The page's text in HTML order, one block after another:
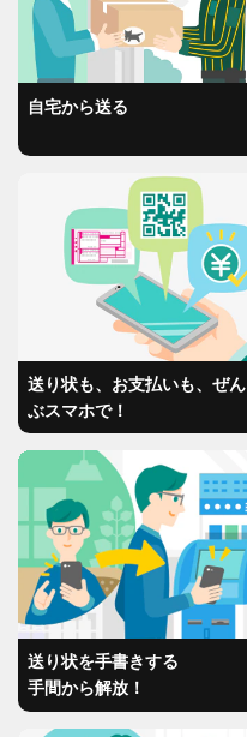
自宅から送る
送り状も、お支払いも、ぜん
ぶスマホで！
送り状を手書きする
手間から解放！